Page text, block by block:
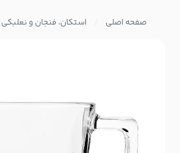
صفحه اصلی استکان، فنجان و نعلبکی